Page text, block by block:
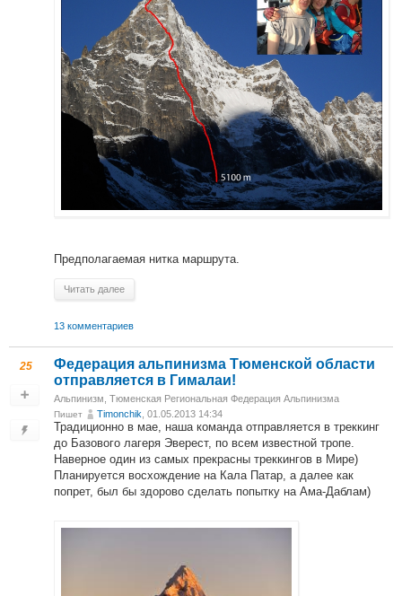
Предполагаемая нитка маршрута.
Читать далее
13 комментариев
25
Федерация альпинизма Тюменской области
отправляется в Гималаи!
Альпинизм Тюменская Региональная Федерация Альпинизма
Пишет Timonchik , 01.05.2013 14:34
Традиционно в мае, наша команда отправляется в треккинг
до Базового лагеря Эверест, по всем известной тропе.
Наверное один из самых прекрасны треккингов в Мире)
Планируется восхождение на Кала Патар, а далее как
попрет, был бы здорово сделать попытку на Ама-Даблам)